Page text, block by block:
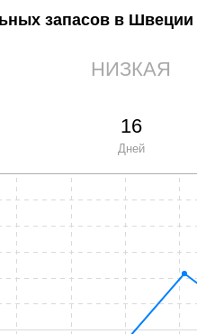
запасов в Швеции
НИЗКАЯ
16
Дней